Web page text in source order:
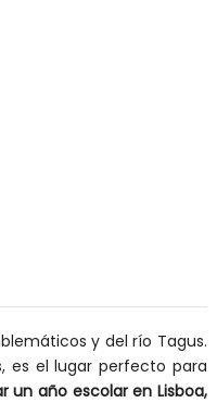
y del río Tagus.
es el lugar perfecto para
un año escolar en Lisboa,